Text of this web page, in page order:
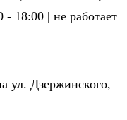
18:00 | не ра­бо­та­ет
ул. Дзержинского,